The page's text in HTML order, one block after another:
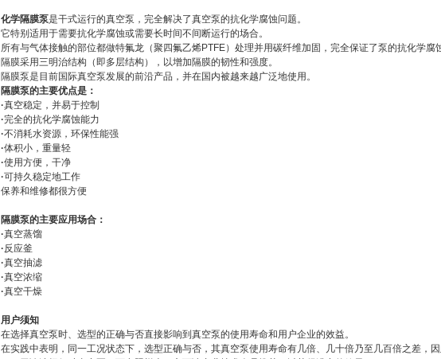
化学隔膜泵是干式运行的真空泵，完全解决了真空泵的抗化学腐蚀问题。
它特别适用于需要抗化学腐蚀或需要长时间不间断运行的场合。
所有与气体接触的部位都做特氟龙（聚四氟乙烯PTFE）处理并用碳纤维加固，完全保证了泵的抗化学腐
隔膜采用三明治结构（即多层结构），以增加隔膜的韧性和强度。
隔膜泵是目前国际真空泵发展的前沿产品，并在国内被越来越广泛地使用。
隔膜泵的主要优点是：
·真空稳定，并易于控制
·完全的抗化学腐蚀能力
·不消耗水资源，环保性能强
·体积小，重量轻
·使用方便，干净
·可持久稳定地工作
保养和维修都很方便
隔膜泵的主要应用场合：
·真空蒸馏
·反应釜
·真空抽滤
·真空浓缩
·真空干燥
用户须知
在选择真空泵时、选型的正确与否直接影响到真空泵的使用寿命和用户企业的效益。
在实践中表明，同一工况状态下，选型正确与否，其真空泵使用寿命有几倍、几十倍乃至几百倍之差，因